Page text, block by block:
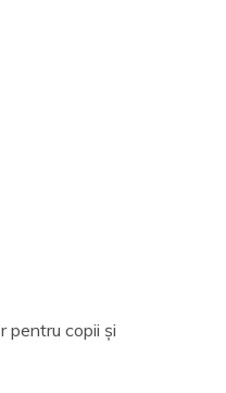
pentru copii și